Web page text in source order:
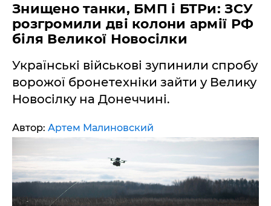
Знищено танки, БМП і БТРи: ЗСУ
розгромили дві колони армії РФ
біля Великої Новосілки
Українські військові зупинили спробу
ворожої бронетехніки зайти у Велику
Новосілку на Донеччині.
Автор: Артем Малиновский